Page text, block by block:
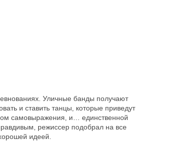
Уличные банды получают
и ставить танцы, которые приведут
самовыражения, и… единственной
режиссер подобрал на все
идеей.